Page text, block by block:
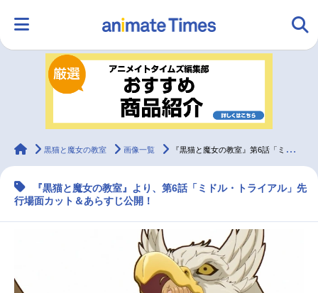
ランキング アニメ
ラジオ みんなの声
マンガ・ラノベ ゲーム・アプリ
配信・Vtuber トレンド 無料マンガ
animateTimes
黒猫と魔女の教室 画像一覧 『黒猫と魔女の教室』第6話「ミドル・トライアル」先行場面カット＆あらすじ
『黒猫と魔女の教室』より、第6話「ミドル・トライアル」先
行場面カット＆あらすじ公開！